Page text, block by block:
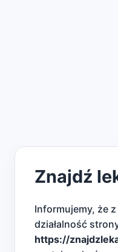
Znajdź
Informujemy, że
działalność
https://